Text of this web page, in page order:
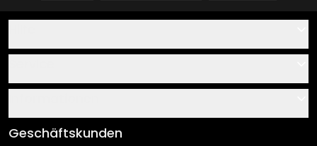
Über uns
Klebe- und Montageanleitungen
AGB
Geschäftskunden